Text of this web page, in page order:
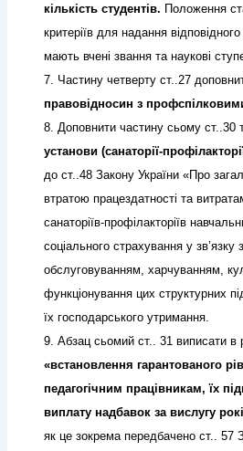
кількість студентів. Положення
критеріїв для надання
мають вчені звання та наукові
7. Частину четверту ст..27
правовідносин з
8. Доповнити частину сьому ст..30
установи (санаторії-
до ст..48 Закону України «Про
втратою працездатності та
санаторіїв-профілакторіїв
соціального страхування у
обслуговуванням, харчуванням,
функціонування цих структурних
їх господарського утримання.
9. Абзац сьомий ст.. 31 виписати в
«встановлення гарантованого
педагогічним працівникам, їх
виплату надбавок за вислугу
як це зокрема передбачено ст.. 57